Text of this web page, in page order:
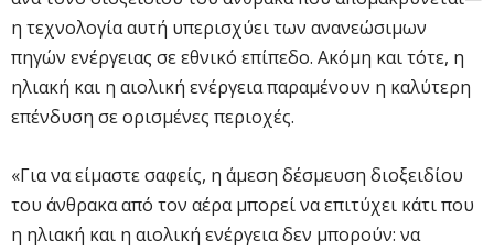
η τεχνολογία αυτή υπερισχύει των ανανεώσιμων
πηγών ενέργειας σε εθνικό επίπεδο. Ακόμη και τότε, η
ηλιακή και η αιολική ενέργεια παραμένουν η καλύτερη
επένδυση σε ορισμένες περιοχές.
«Για να είμαστε σαφείς, η άμεση δέσμευση διοξειδίου
του άνθρακα από τον αέρα μπορεί να επιτύχει κάτι που
η ηλιακή και η αιολική ενέργεια δεν μπορούν: να